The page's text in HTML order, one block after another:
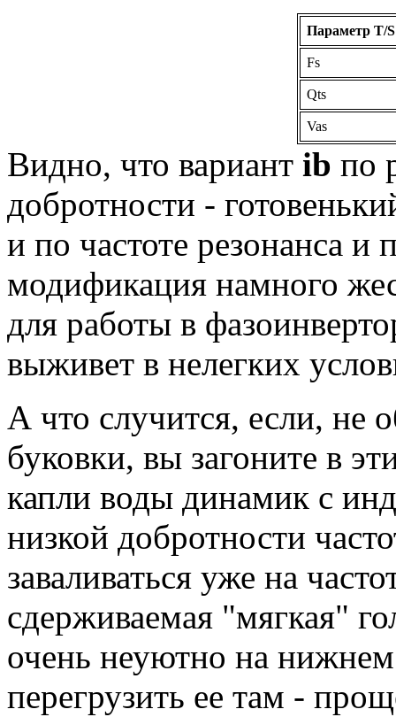
Параметр T/S
Fs
Qts
Vas
Видно, что вариант ib по
добротности -
и по частоте резонанса и
модификация намного
для работы в
выживет в нелегких
А что случится, если, не
буковки, вы загоните в
капли воды динамик с
низкой добротности
заваливаться уже на
сдерживаемая "мягкая"
очень неуютно на
перегрузить ее там -